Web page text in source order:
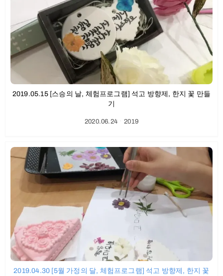
2019.05.15 [스승의 날, 체험프로그램] 석고 방향제, 한지 꽃 만들
기
2020.06.24ㆍ2019
2019.04.30 [5월 가정의 달, 체험프로그램] 석고 방향제, 한지 꽃